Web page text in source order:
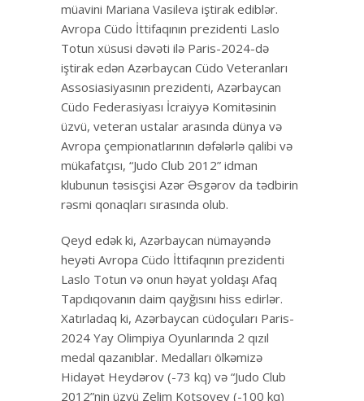
müavini Mariana Vasileva iştirak ediblər.
Avropa Cüdo İttifaqının prezidenti Laslo
Totun xüsusi dəvəti ilə Paris-2024-də
iştirak edən Azərbaycan Cüdo Veteranları
Assosiasiyasının prezidenti, Azərbaycan
Cüdo Federasiyası İcraiyyə Komitəsinin
üzvü, veteran ustalar arasında dünya və
Avropa çempionatlarının dəfələrlə qalibi və
mükafatçısı, “Judo Club 2012” idman
klubunun təsisçisi Azər Əsgərov da tədbirin
rəsmi qonaqları sırasında olub.
Qeyd edək ki, Azərbaycan nümayəndə
heyəti Avropa Cüdo İttifaqının prezidenti
Laslo Totun və onun həyat yoldaşı Afaq
Tapdıqovanın daim qayğısını hiss edirlər.
Xatırladaq ki, Azərbaycan cüdoçuları Paris-
2024 Yay Olimpiya Oyunlarında 2 qızıl
medal qazanıblar. Medalları ölkəmizə
Hidayət Heydərov (-73 kq) və “Judo Club
2012”nin üzvü Zelim Kotsoyev (-100 kq)